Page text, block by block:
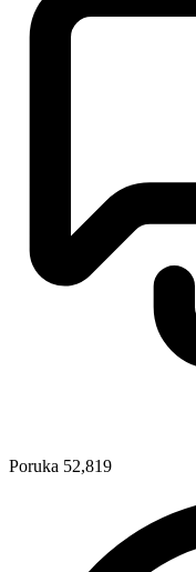
Poruka 52,819